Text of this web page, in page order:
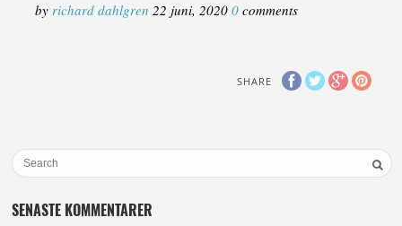
byrichard dahlgren22 juni, 2020 0comments
SHARE
SENASTE KOMMENTARER